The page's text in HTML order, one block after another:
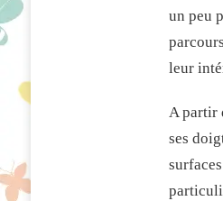
un peu
leur
A partir
ses